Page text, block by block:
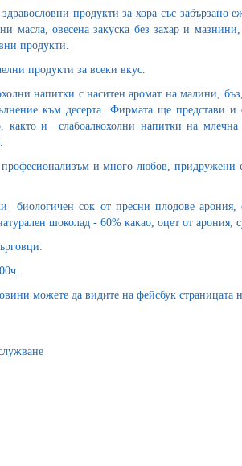
продукти за хора със забързано
масла, овесена закуска без захар и
продукти.
продукти за всеки вкус.
напитки с наситен аромат на малини,
към десерта. Фирмата ще представи и
както и слабоалкохолни напитки на
и много любов, придружени
сок от пресни плодове арония,
шоколад - 60% какао, оцет от арония,
можете да видите на фейсбук страницата